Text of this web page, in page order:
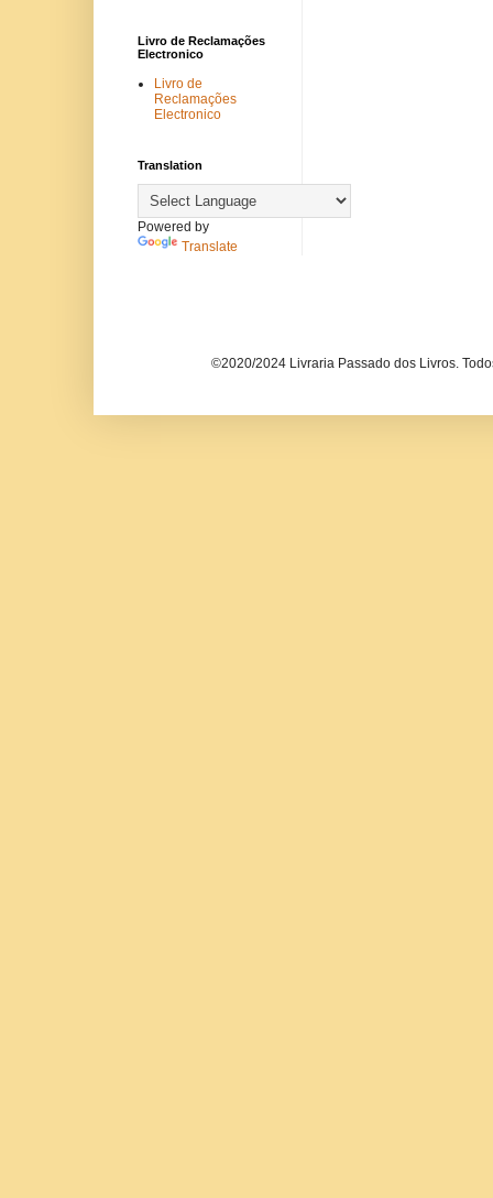
Livro de Reclamações
Electronico
Livro de
Reclamações
Electronico
Translation
Powered by
Translate
©2020/2024 Livraria Passado dos Livros.